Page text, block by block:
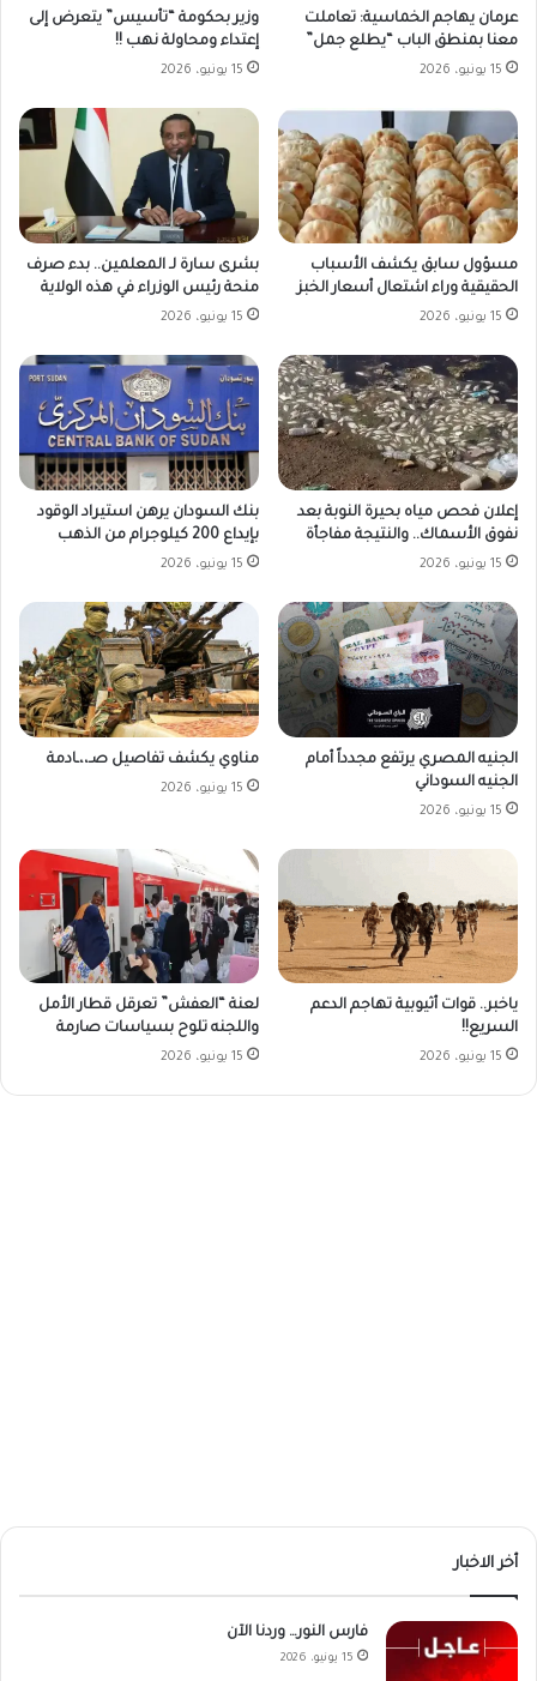
عرمان يهاجم الخماسية: تعاملت
معنا بمنطق الباب “يطلع جمل”
15 يونيو، 2026
وزير بحكومة “تأسيس” يتعرض إلى
إعتداء ومحاولة نهب !!
15 يونيو، 2026
مسؤول سابق يكشف الأسباب
الحقيقية وراء اشتعال أسعار الخبز
15 يونيو، 2026
بشرى سارة لـ المعلمين.. بدء صرف
منحة رئيس الوزراء في هذه الولاية
15 يونيو، 2026
إعلان فحص مياه بحيرة النوبة بعد
نفوق الأسماك.. والنتيجة مفاجأة
15 يونيو، 2026
بنك السودان يرهن استيراد الوقود
بإيداع 200 كيلوجرام من الذهب
15 يونيو، 2026
الجنيه المصري يرتفع مجدداً أمام
الجنيه السوداني
15 يونيو، 2026
مناوي يكشف تفاصيل صـ،،ـادمة
15 يونيو، 2026
ياخبر.. قوات أثيوبية تهاجم الدعم
السريع!!
15 يونيو، 2026
لعنة “العفش” تعرقل قطار الأمل
واللجنه تلوح بسياسات صارمة
15 يونيو، 2026
أخر الاخبار
فارس النور… وردنا الآن
15 يونيو، 2026